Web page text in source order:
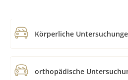
Körperliche
orthopädische